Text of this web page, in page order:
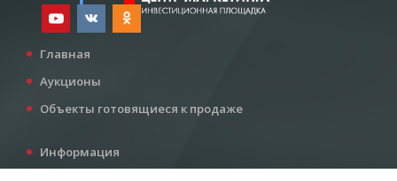
Главная
Аукционы
Объекты готовящиеся к продаже
Информация